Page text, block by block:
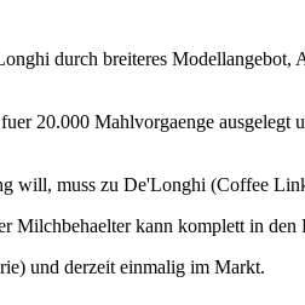
durch breiteres
20.000 Mahlvorgaenge
will, muss zu De'Longhi (Coffee
Milchbehaelter kann komplett in
und derzeit einmalig im Markt.